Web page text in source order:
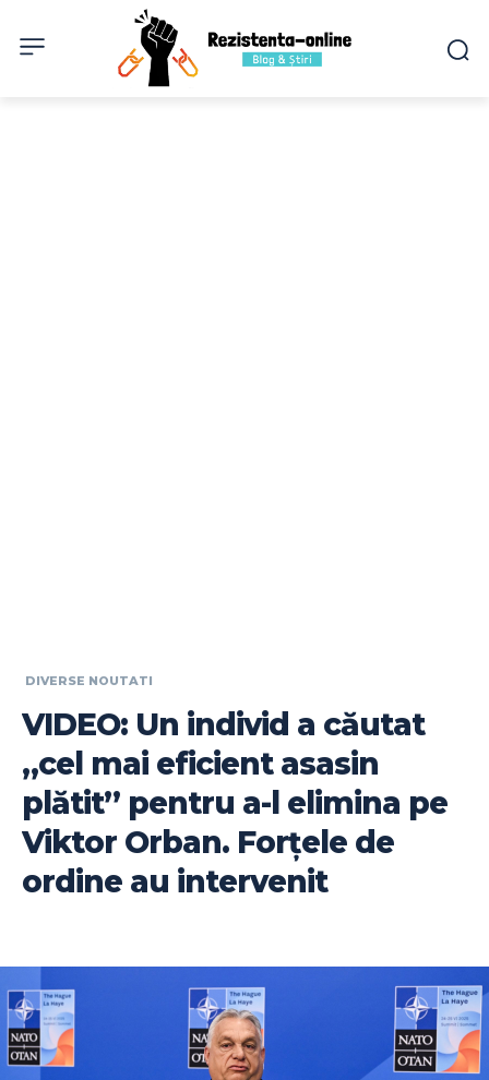
DIVERSE NOUTATI
VIDEO: Un individ a căutat
„cel mai eficient asasin
plătit” pentru a-l elimina pe
Viktor Orban. Forțele de
ordine au intervenit